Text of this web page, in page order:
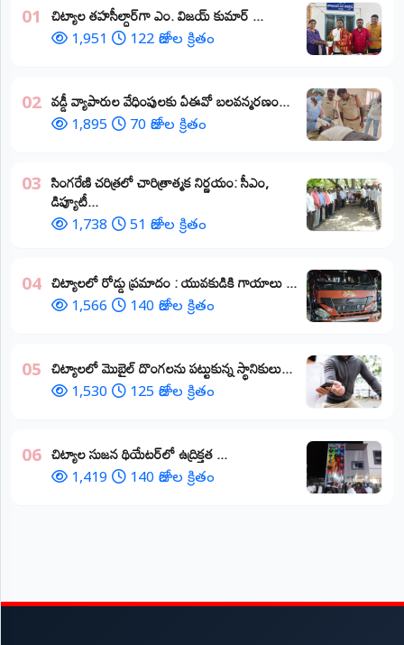
01 ​చిట్యాల తహసీల్దార్‌గా ఎం. విజయ్ కుమార్ ...
1,951 122 రోజుల క్రితం
02 వడ్డీ వ్యాపారుల వేధింపులకు ఏఈవో బలవన్మరణం...
1,895 70 రోజుల క్రితం
03 ​సింగరేణి చరిత్రలో చారిత్రాత్మక నిర్ణయం: సీఎం,
డిప్యూటీ...
1,738 51 రోజుల క్రితం
04 చిట్యాలలో రోడ్డు ప్రమాదం : యువకుడికి గాయాలు ​...
1,566 140 రోజుల క్రితం
05 చిట్యాలలో మొబైల్ దొంగలను పట్టుకున్న స్థానికులు...
1,530 125 రోజుల క్రితం
06 చిట్యాల సుజన థియేటర్‌లో ఉద్రిక్తత ...
1,419 140 రోజుల క్రితం